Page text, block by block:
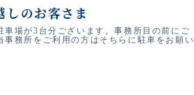
しのお客さま
車場が3台分ございます。事務所目の前にご
事務所をご利用の方はそちらに駐車をお願い